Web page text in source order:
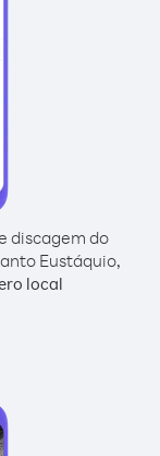
discagem do
Eustáquio,
local